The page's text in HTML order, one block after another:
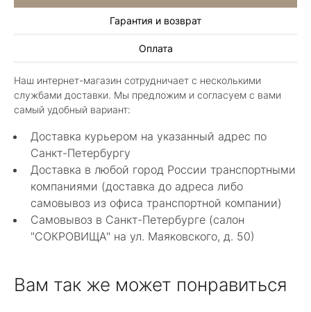
Гарантия и возврат
Оплата
Наш интернет-магазин сотрудничает с несколькими
службами доставки. Мы предложим и согласуем с вами
самый удобный вариант:
Доставка курьером на указанный адрес по
Санкт-Петербургу
Доставка в любой город России транспортными
компаниями (доставка до адреса либо
самовывоз из офиса транспортной компании)
Самовывоз в Санкт-Петербурге (салон
"СОКРОВИЩА" на ул. Маяковского, д. 50)
Вам так же может понравиться
Иван Еремеев
Шикарный магазин, огромный ассортимент не
только ювелирных изделий. Продавцы
шикарные, спасибо!
Показать полностью
Алла Майорова
8 мая 2025
Классные изделия, оригинальные не похожие
в других магазинах. Сотрудники очень